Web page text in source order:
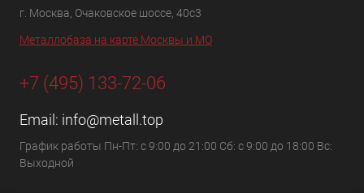
г. Москва, Очаковское шоссе, 40с3
Металлобаза на карте Москвы и МО
+7 (495) 133-72-06
Email: info@metall.top
График работы Пн-Пт: с 9:00 до 21:00 Сб: с 9:00 до 18:00 Вс:
Выходной